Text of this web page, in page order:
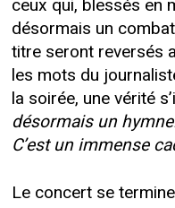
ceux qui, blessés en
désormais un
titre seront reversés
les mots du
la soirée, une vérité
désormais un
C’est un immense
Le concert se